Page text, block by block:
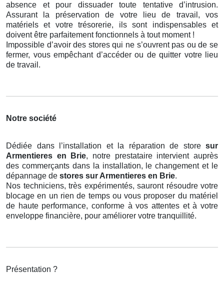
absence et pour dissuader toute tentative d’intrusion.
Assurant la préservation de votre lieu de travail, vos
matériels et votre trésorerie, ils sont indispensables et
doivent être parfaitement fonctionnels à tout moment !
Impossible d’avoir des stores qui ne s’ouvrent pas ou de se
fermer, vous empêchant d’accéder ou de quitter votre lieu
de travail.
Notre société
Dédiée dans l’installation et la réparation de store sur
Armentieres en Brie, notre prestataire intervient auprès
des commerçants dans la installation, le changement et le
dépannage de stores sur Armentieres en Brie.
Nos techniciens, très expérimentés, sauront résoudre votre
blocage en un rien de temps ou vous proposer du matériel
de haute performance, conforme à vos attentes et à votre
enveloppe financière, pour améliorer votre tranquillité.
Présentation ?